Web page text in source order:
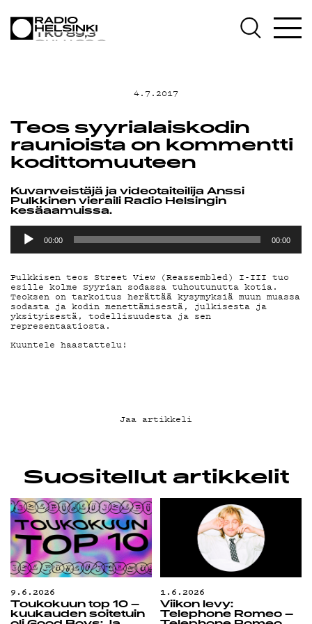
AJANKOHTAISTA
OHJELMAT
TEKIJÄT
ON-DEMAND
PODCAST
MAINOSTA
YHTEYSTIEDOT
G LIVELAB
TIETOSUOJA
KIRJAUDU SISÄÄN
4.7.2017
Teos syyrialaiskodin
raunioista on kommentti
kodittomuuteen
Kuvanveistäjä ja videotaiteilija Anssi
Pulkkinen vieraili Radio Helsingin
kesäaamuissa.
Äänitoistin
00:00 00:00
Pulkkisen teos Street View (Reassembled) I-III tuo
esille kolme Syyrian sodassa tuhoutunutta kotia.
Teoksen on tarkoitus herättää kysymyksiä muun muassa
sodasta ja kodin menettämisestä, julkisesta ja
yksityisestä, todellisuudesta ja sen
representaatiosta.
Kuuntele haastattelu!
Jaa artikkeli
Suositellut artikkelit
9.6.2026
Toukokuun top 10 –
kuukauden soitetuin
1.6.2026
Viikon levy:
Telephone Romeo –